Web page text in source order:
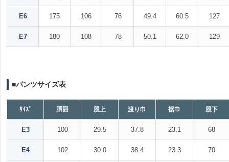
E6 175 106 76 49.4 60.5 127
E7 180 108 78 50.1 62.0 129
■パンツサイズ表
ｻｲｽﾞ 胴囲 股上 渡り巾 裾巾 股下
E3 100 29.5 37.8 23.1 68
E4 102 30.0 38.4 23.3 70